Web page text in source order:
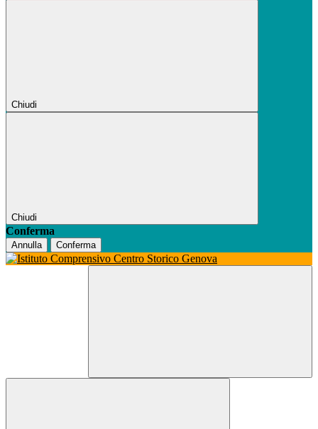
Chiudi
Chiudi
Conferma
Annulla Conferma